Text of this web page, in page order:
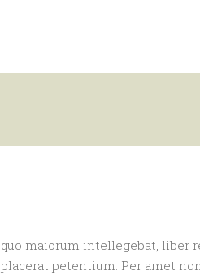
maiorum intellegebat, liber
petentium. Per amet